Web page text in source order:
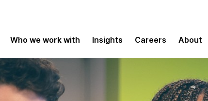
Who we work with Insights Careers About